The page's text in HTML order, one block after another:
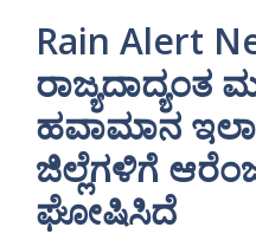
Rain Alert
ಹವಾಮಾನ
ಜಿಲ್ಲೆಗಳಿಗೆ
ಘೋಷಿಸಿದೆ